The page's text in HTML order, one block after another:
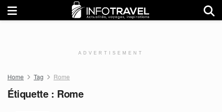
ADVERTISEMENT
Home Tag Rome
Étiquette : Rome